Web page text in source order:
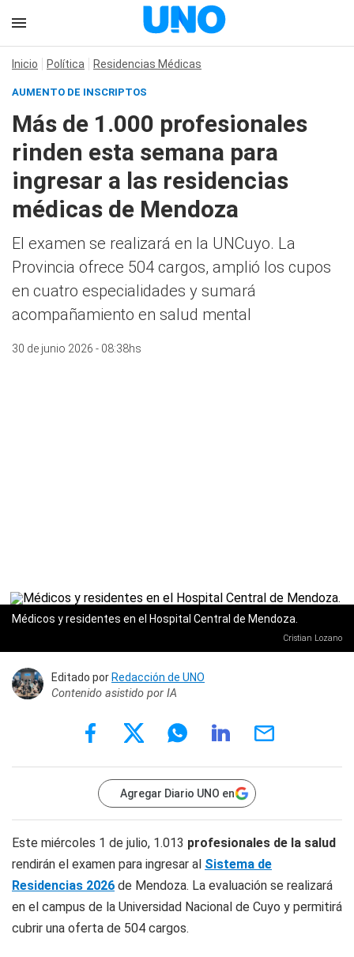
Inicio Política Residencias Médicas
AUMENTO DE INSCRIPTOS
Más de 1.000 profesionales
rinden esta semana para
ingresar a las residencias
médicas de Mendoza
El examen se realizará en la UNCuyo. La
Provincia ofrece 504 cargos, amplió los cupos
en cuatro especialidades y sumará
acompañamiento en salud mental
30 de junio 2026 - 08:38hs
Médicos y residentes en el Hospital Central de Mendoza.
Cristian Lozano
Editado porRedacción de UNO
Contenido asistido por IA
Agregar Diario UNO en
Este miércoles 1 de julio, 1.013 profesionales de la salud
rendirán el examen para ingresar al Sistema de
Residencias 2026 de Mendoza. La evaluación se realizará
en el campus de la Universidad Nacional de Cuyo y permitirá
cubrir una oferta de 504 cargos.